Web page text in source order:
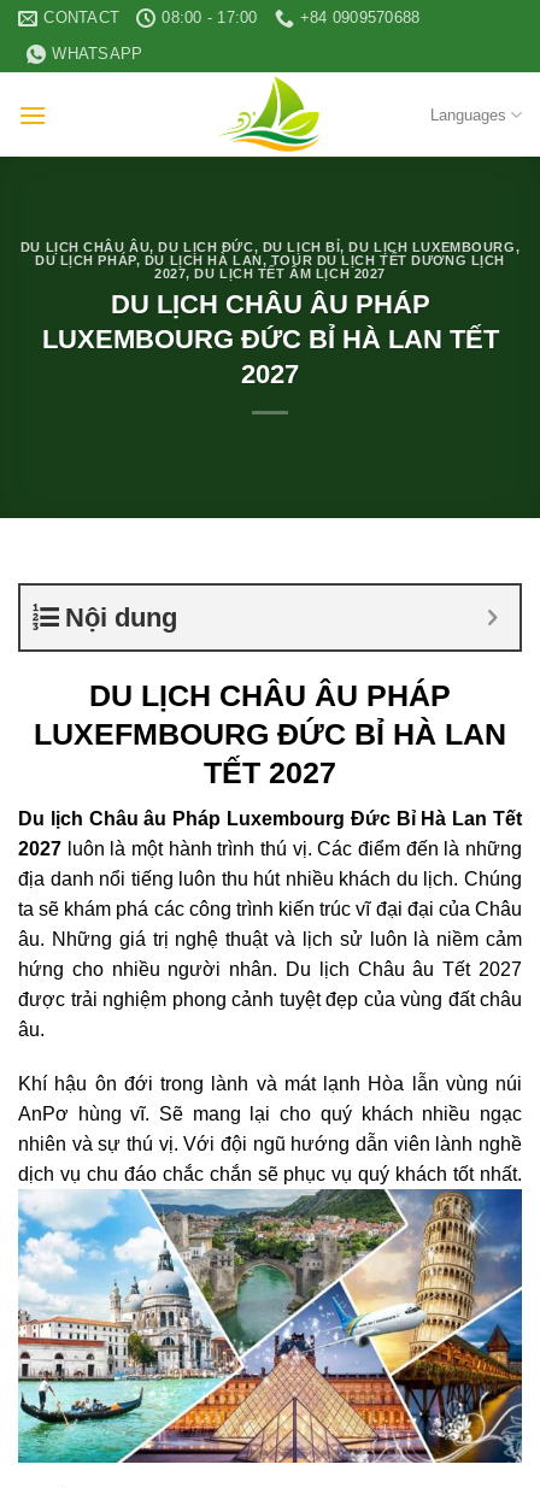
Skip
content
CONTACT 08:00 - 17:00
+84 0909570688
WHATSAPP
Languages
DU LỊCH CHÂU ÂU,DU LỊCH ĐỨC, DU LỊCH BỈ,DU LỊCH LUXEMBOURG,
DU LỊCH PHÁP, DU LỊCH HÀ LAN, TOUR DU LỊCH TẾT DƯƠNG LỊCH
2027,DU LỊCH TẾT ÂM LỊCH 2027
DU LỊCH CHÂU ÂU PHÁP
LUXEMBOURG ĐỨC BỈ HÀ LAN TẾT
2027
Nội dung
DU LỊCH CHÂU ÂU PHÁP
LUXEFMBOURG ĐỨC BỈ HÀ LAN
TẾT 2027
Du lịch Châu âu Pháp Luxembourg Đức Bỉ Hà Lan Tết
2027 luôn là một hành trình thú vị. Các điểm đến là những
địa danh nổi tiếng luôn thu hút nhiều khách du lịch. Chúng
ta sẽ khám phá các công trình kiến trúc vĩ đại đại của Châu
âu. Những giá trị nghệ thuật và lịch sử luôn là niềm cảm
hứng cho nhiều người nhân. Du lịch Châu âu Tết 2027
được trải nghiệm phong cảnh tuyệt đẹp của vùng đất châu
âu.
Khí hậu ôn đới trong lành và mát lạnh Hòa lẫn vùng núi
AnPơ hùng vĩ. Sẽ mang lại cho quý khách nhiều ngạc
nhiên và sự thú vị. Với đội ngũ hướng dẫn viên lành nghề
dịch vụ chu đáo chắc chắn sẽ phục vụ quý khách tốt nhất.